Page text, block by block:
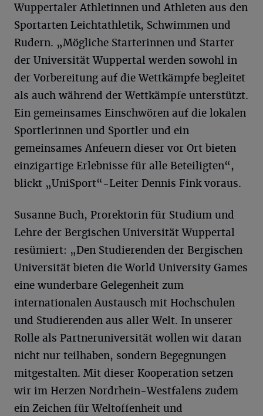
Wuppertaler Athletinnen und Athleten aus den
Sportarten Leichtathletik, Schwimmen und
Rudern. „Mögliche Starterinnen und Starter
der Universität Wuppertal werden sowohl in
der Vorbereitung auf die Wettkämpfe begleitet
als auch während der Wettkämpfe unterstützt.
Ein gemeinsames Einschwören auf die lokalen
Sportlerinnen und Sportler und ein
gemeinsames Anfeuern dieser vor Ort bieten
einzigartige Erlebnisse für alle Beteiligten“,
blickt „UniSport“-Leiter Dennis Fink voraus.
Susanne Buch, Prorektorin für Studium und
Lehre der Bergischen Universität Wuppertal
resümiert: „Den Studierenden der Bergischen
Universität bieten die World University Games
eine wunderbare Gelegenheit zum
internationalen Austausch mit Hochschulen
und Studierenden aus aller Welt. In unserer
Rolle als Partneruniversität wollen wir daran
nicht nur teilhaben, sondern Begegnungen
mitgestalten. Mit dieser Kooperation setzen
wir im Herzen Nordrhein-Westfalens zudem
ein Zeichen für Weltoffenheit und